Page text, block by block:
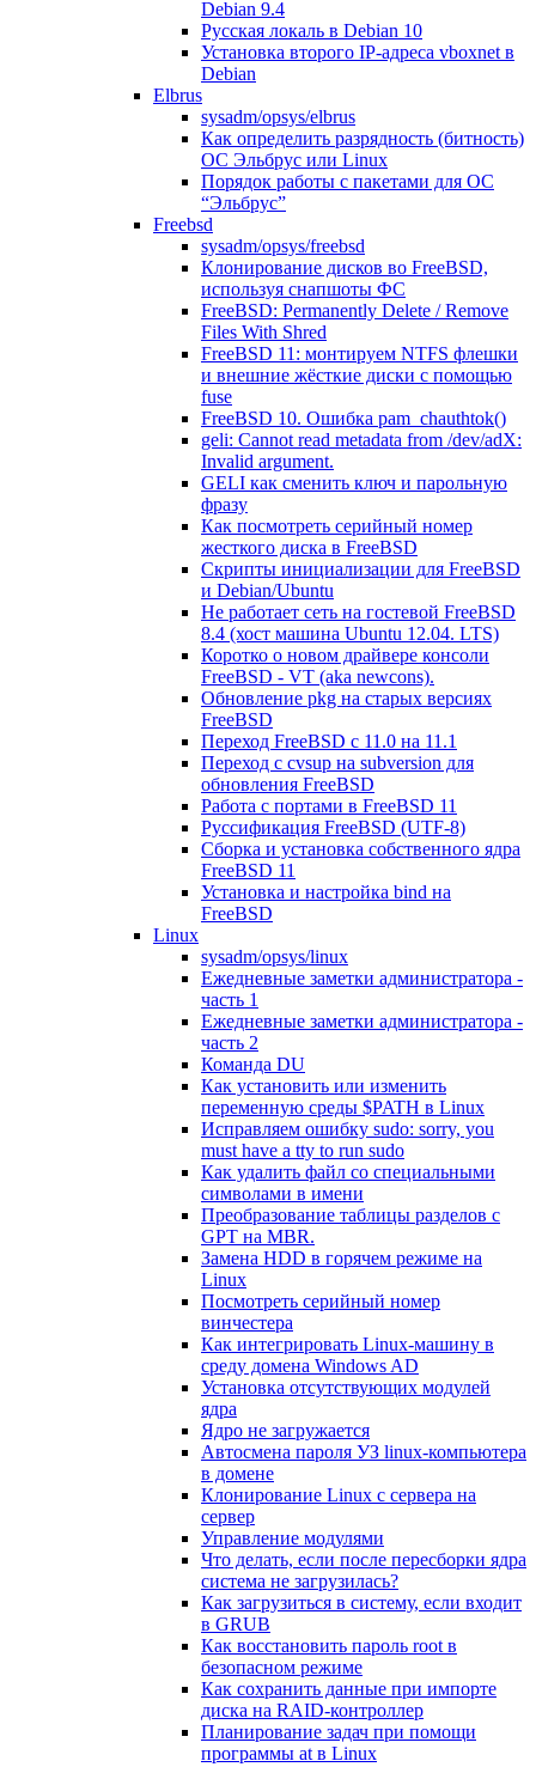
Debian 9.4
Русская локаль в Debian 10
Установка второго IP-адреса vboxnet в
Debian
Elbrus
sysadm/opsys/elbrus
Как определить разрядность (битность)
ОС Эльбрус или Linux
Порядок работы с пакетами для ОС
“Эльбрус”
Freebsd
sysadm/opsys/freebsd
Клонирование дисков во FreeBSD,
используя снапшоты ФС
FreeBSD: Permanently Delete / Remove
Files With Shred
FreeBSD 11: монтируем NTFS флешки
и внешние жёсткие диски с помощью
fuse
FreeBSD 10. Ошибка pam_chauthtok()
geli: Cannot read metadata from /dev/adX:
Invalid argument.
GELI как сменить ключ и парольную
фразу
Как посмотреть серийный номер
жесткого диска в FreeBSD
Скрипты инициализации для FreeBSD
и Debian/Ubuntu
Не работает сеть на гостевой FreeBSD
8.4 (хост машина Ubuntu 12.04. LTS)
Коротко о новом драйвере консоли
FreeBSD - VT (aka newcons).
Обновление pkg на старых версиях
FreeBSD
Переход FreeBSD c 11.0 на 11.1
Переход с cvsup на subversion для
обновления FreeBSD
Работа с портами в FreeBSD 11
Руссификация FreeBSD (UTF-8)
Сборка и установка собственного ядра
FreeBSD 11
Установка и настройка bind на
FreeBSD
Linux
sysadm/opsys/linux
Ежедневные заметки администратора -
часть 1
Ежедневные заметки администратора -
часть 2
Команда DU
Как установить или изменить
переменную среды $PATH в Linux
Исправляем ошибку sudo: sorry, you
must have a tty to run sudo
Как удалить файл со специальными
символами в имени
Преобразование таблицы разделов с
GPT на MBR.
Замена HDD в горячем режиме на
Linux
Посмотреть серийный номер
винчестера
Как интегрировать Linux-машину в
среду домена Windows AD
Установка отсутствующих модулей
ядра
Ядро не загружается
Автосмена пароля УЗ linux-компьютера
в домене
Клонирование Linux с сервера на
сервер
Управление модулями
Что делать, если после пересборки ядра
система не загрузилась?
Как загрузиться в систему, если входит
в GRUB
Как восстановить пароль root в
безопасном режиме
Как сохранить данные при импорте
диска на RAID-контроллер
Планирование задач при помощи
программы at в Linux